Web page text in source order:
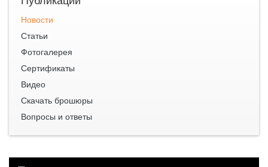
Новости
Статьи
Фотогалерея
Сертификаты
Видео
Скачать брошюры
Вопросы и ответы